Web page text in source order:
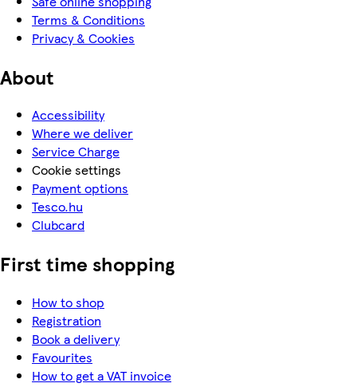
Terms & Conditions
Privacy & Cookies
About
Accessibility
Where we deliver
Service Charge
Cookie settings
Payment options
Tesco.hu
Clubcard
First time shopping
How to shop
Registration
Book a delivery
Favourites
How to get a VAT invoice